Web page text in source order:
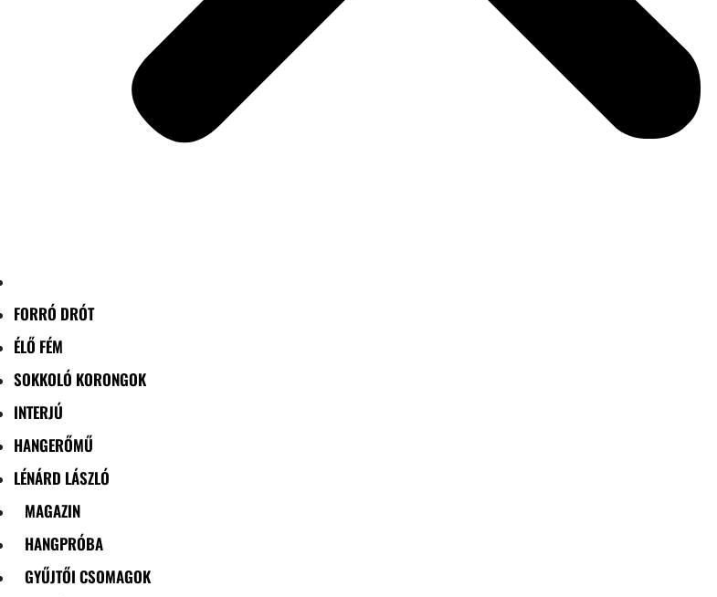
FORRÓ DRÓT
ÉLŐ FÉM
SOKKOLÓ KORONGOK
INTERJÚ
HANGERŐMŰ
LÉNÁRD LÁSZLÓ
MAGAZIN
HANGPRÓBA
GYŰJTŐI CSOMAGOK